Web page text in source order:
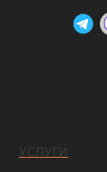
УСЛУГИ